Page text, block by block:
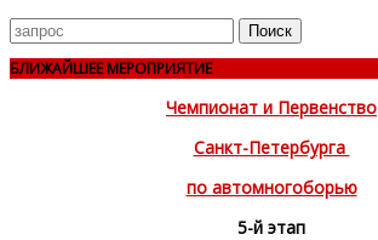
Поиск
для
БЛИЖАЙШЕЕ МЕРОПРИЯТИЕ
Чемпионат и Первенство
Санкт-Петербурга
по автомногоборью
5-й этап